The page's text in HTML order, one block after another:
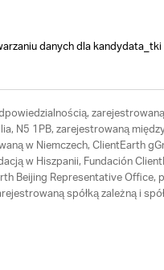
danych dla kandydata_tki
N5 1PB, zarejestrowaną
w Niemczech, ClientEarth
w Hiszpanii, Fundación
Beijing Representative
spółką zależną i